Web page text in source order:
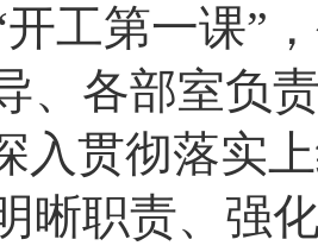
开工第一课”
、各部室负
入贯彻落实
晰职责、强